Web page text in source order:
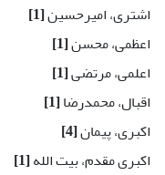
اشتری، امیرحسین[1]
اعظمی، محسن[1]
اعلمی، مرتضی[1]
اقبال، محمدرضا[1]
اکبری، پیمان[4]
اکبری مقدم، بیت الله[1]